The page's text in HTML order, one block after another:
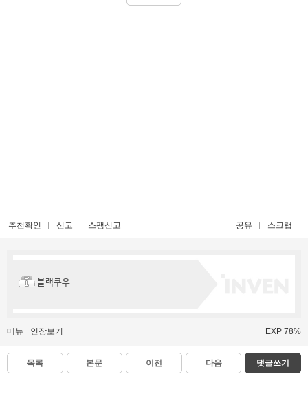
추천확인 신고 스팸신고 공유 스크랩
블랙쿠우
메뉴 인장보기 EXP 78%
목록 본문 이전 다음 댓글쓰기